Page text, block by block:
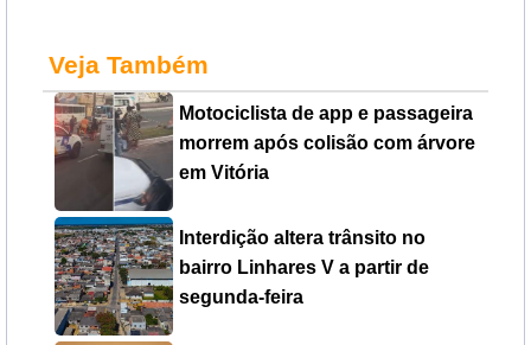
Veja Também
Motociclista de app e passageira
morrem após colisão com árvore
em Vitória
Interdição altera trânsito no
bairro Linhares V a partir de
segunda-feira